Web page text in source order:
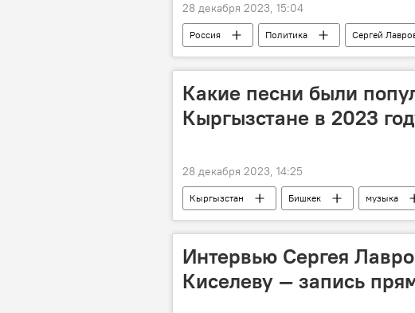
28 декабря 2023, 15:04
Россия Политика Сергей
крушение
МИД РФ
Какие песни были
Кыргызстане в 2023
28 декабря 2023, 14:25
Кыргызстан Бишкек музыка
Интервью Сергея
Киселеву — запись